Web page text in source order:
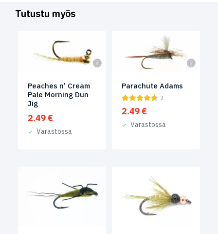
Tutustu myös
Peaches n’ Cream
Pale Morning Dun
Jig
2.49 €
Varastossa
Parachute Adams
2
2.49 €
Varastossa